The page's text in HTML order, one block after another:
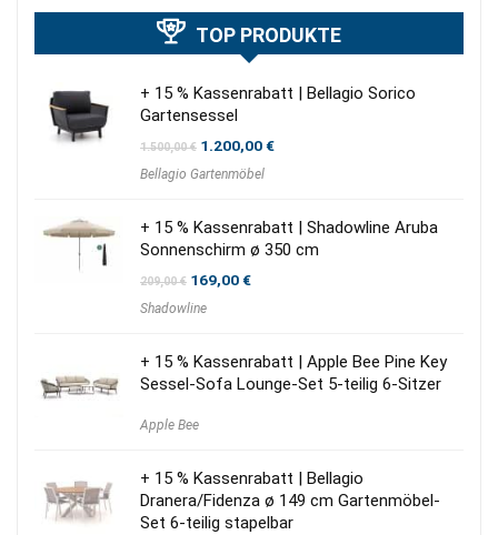
TOP PRODUKTE
+ 15 % Kassenrabatt | Bellagio Sorico
Gartensessel
1.500,00€ Ursprünglicher
war:
1.200,00€Aktueller
Bellagio Gartenmöbel
+ 15 % Kassenrabatt | Shadowline Aruba
Sonnenschirm ø 350 cm
209,00€ Ursprünglicher
war:
169,00€Aktueller
Shadowline
+ 15 % Kassenrabatt | Apple Bee Pine Key
Sessel-Sofa Lounge-Set 5-teilig 6-Sitzer
Apple Bee
+ 15 % Kassenrabatt | Bellagio
Dranera/Fidenza ø 149 cm Gartenmöbel-
Set 6-teilig stapelbar